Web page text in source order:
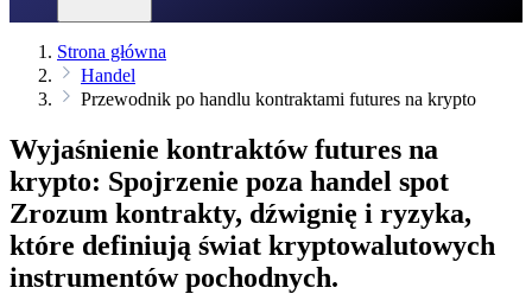
Strona główna
Handel
Przewodnik po handlu kontraktami futures na krypto
Wyjaśnienie kontraktów futures na
krypto: Spojrzenie poza handel spot
Zrozum kontrakty, dźwignię i ryzyka,
które definiują świat kryptowalutowych
instrumentów pochodnych.